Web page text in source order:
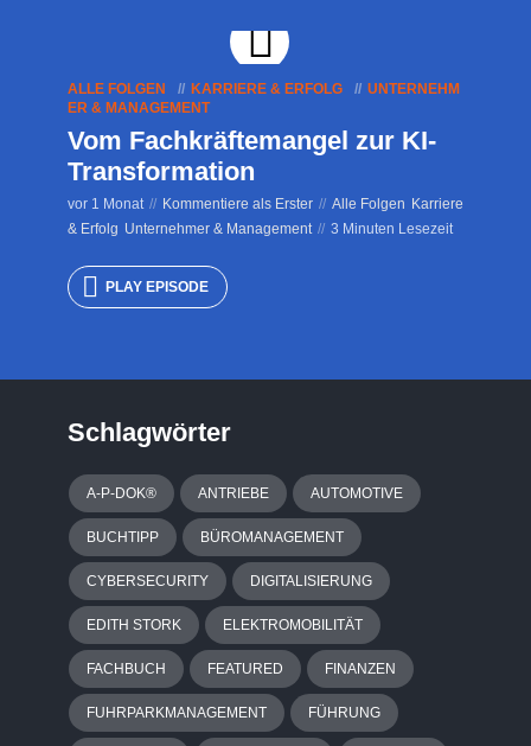
ALLE FOLGEN KARRIERE & ERFOLG
UNTERNEHM
ER & MANAGEMENT
Vom Fachkräftemangel zur KI-
Transformation
vor 1 Monat Kommentiere als Erster Alle Folgen Karriere
& Erfolg Unternehmer & Management 3 Minuten Lesezeit
PLAY EPISODE
Schlagwörter
A-P-DOK® ANTRIEBE AUTOMOTIVE
BUCHTIPP BÜROMANAGEMENT
CYBERSECURITY DIGITALISIERUNG
EDITH STORK ELEKTROMOBILITÄT
FACHBUCH FEATURED FINANZEN
FUHRPARKMANAGEMENT FÜHRUNG